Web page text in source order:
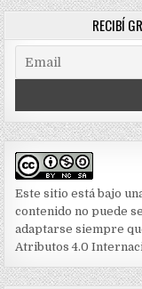
RECIBÍ
Este sitio está bajo
contenido no puede
adaptarse siempre
Atributos 4.0